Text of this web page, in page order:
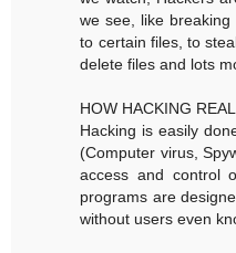
we see, like
to certain files, to
delete files and lots
HOW HACKING
Hacking is easily
(Computer virus,
access and
programs are
without users even